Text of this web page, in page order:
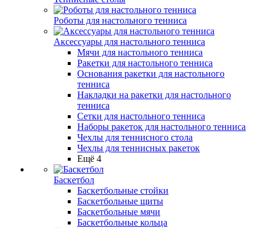
Роботы для настольного тенниса
Аксессуары для настольного тенниса
Мячи для настольного тенниса
Ракетки для настольного тенниса
Основания ракетки для настольного
тенниса
Накладки на ракетки для настольного
тенниса
Сетки для настольного тенниса
Наборы ракеток для настольного тенниса
Чехлы для теннисного стола
Чехлы для теннисных ракеток
Ещё 4
Баскетбол
Баскетбольные стойки
Баскетбольные щиты
Баскетбольные мячи
Баскетбольные кольца